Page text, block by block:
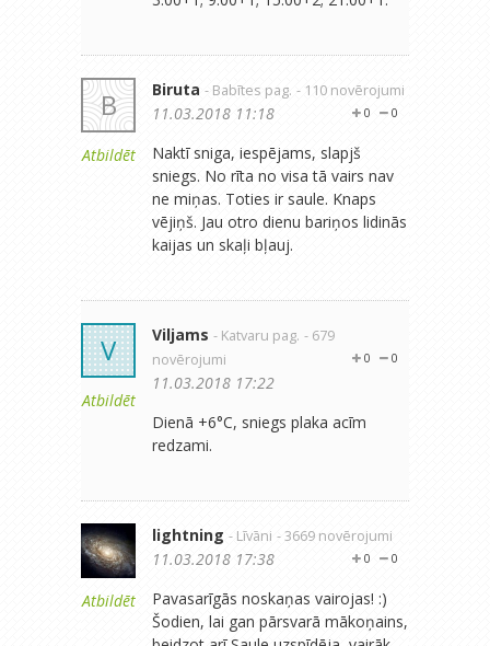
B
Atbildēt
Biruta - Babītes pag. - 110 novērojumi
0
0
11.03.2018 11:18
Naktī sniga, iespējams, slapjš
sniegs. No rīta no visa tā vairs nav
ne miņas. Toties ir saule. Knaps
vējiņš. Jau otro dienu bariņos lidinās
kaijas un skaļi bļauj.
V
Atbildēt
Viljams - Katvaru pag. - 679
novērojumi
0
0
11.03.2018 17:22
Dienā +6°C, sniegs plaka acīm
redzami.
Atbildēt
lightning - Līvāni - 3669 novērojumi
0
0
11.03.2018 17:38
Pavasarīgās noskaņas vairojas! :)
Šodien, lai gan pārsvarā mākoņains,